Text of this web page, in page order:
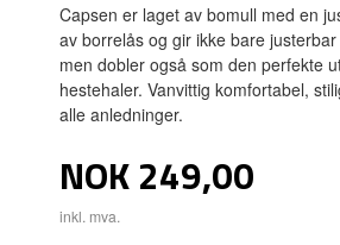
Capsen er laget av bomull med en
av borrelås og gir ikke bare
men dobler også som den perfekte
hestehaler. Vanvittig komfortabel,
alle anledninger.
Pris
NOK249,00
inkl. mva.